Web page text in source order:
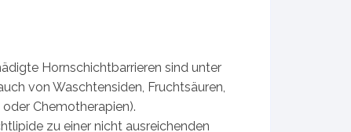
Hornschichtbarrieren sind unter
von Waschtensiden, Fruchtsäuren,
Chemotherapien).
zu einer nicht ausreichenden